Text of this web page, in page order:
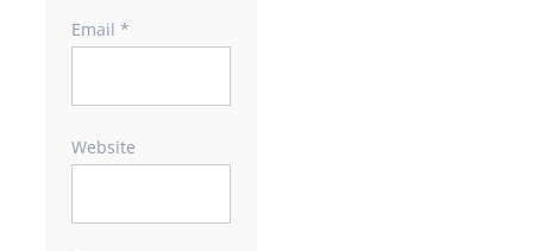
Email *
Website